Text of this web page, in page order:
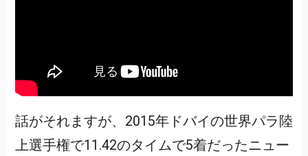
話がそれますが、2015年ドバイの世界パラ陸
上選手権で11.42のタイムで5着だったニュー